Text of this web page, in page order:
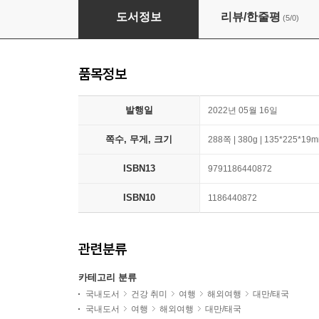
세계를 읽다 태국
도서정보 리뷰/한줄평 (5/0)
품목정보
발행일 2022년 05월 16일
쪽수, 무게, 크기 288쪽 | 380g |
ISBN13 9791186440872
ISBN10 1186440872
관련분류
카테고리 분류
국내도서 건강 취미 여행 해외여행
대만/태국
국내도서
여행 해외여행 대만/태국